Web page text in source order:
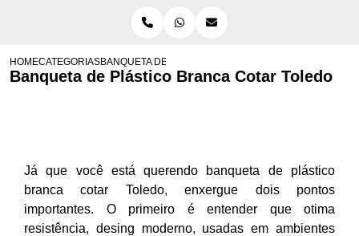
HOMECATEGORIASBANQUETA DE PLÁSTICO BRANCA COTAR TOLEDO
Banqueta de Plástico Branca Cotar Toledo
Já que você está querendo banqueta de plástico
branca cotar Toledo, enxergue dois pontos
importantes. O primeiro é entender que otima
resistência, desing moderno, usadas em ambientes